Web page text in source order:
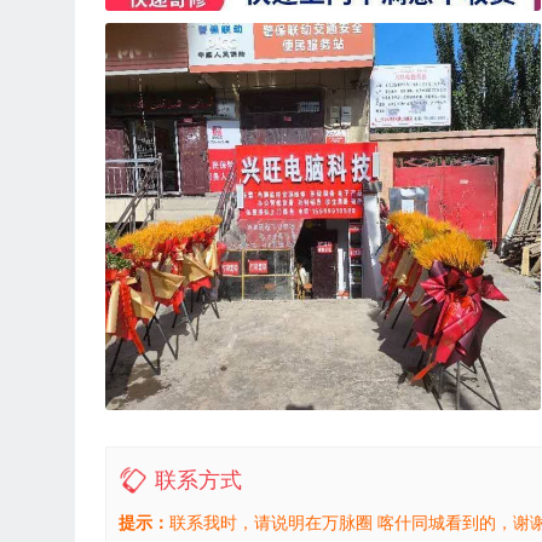
联系方式
提示： 联系我时，请说明在万脉圈 喀什同城看到的，谢